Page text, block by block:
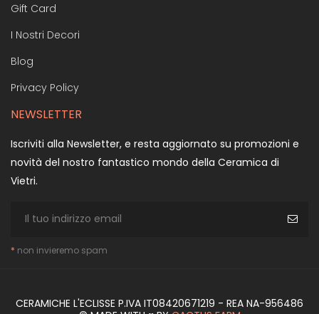
Gift Card
I Nostri Decori
Blog
Privacy Policy
NEWSLETTER
Iscriviti alla Newsletter, e resta aggiornato su promozioni e
novità del nostro fantastico mondo della Ceramica di
Vietri.
* non invieremo spam
CERAMICHE L'ECLISSE P.IVA IT08420671219 - REA NA-956486